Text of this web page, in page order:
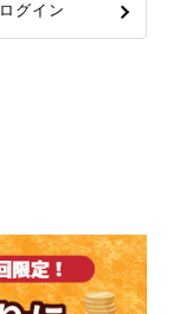
ログイン